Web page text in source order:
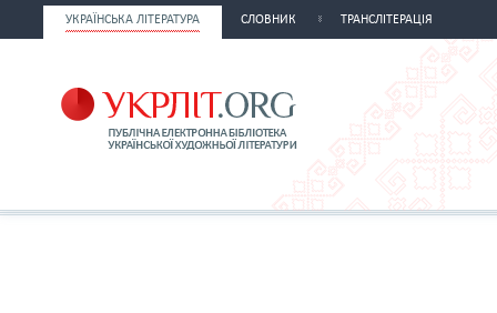
УКРАЇНСЬКА ЛІТЕРАТУРА СЛОВНИК ТРАНСЛІТЕРАЦІЯ